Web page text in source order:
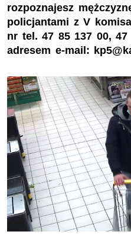
rozpoznajesz
policjantami z V
nr tel. 47 85 137 00,
adresem e-mail: